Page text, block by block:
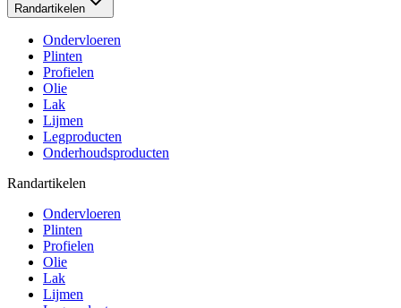
Randartikelen
Ondervloeren
Plinten
Profielen
Olie
Lak
Lijmen
Legproducten
Onderhoudsproducten
Randartikelen
Ondervloeren
Plinten
Profielen
Olie
Lak
Lijmen